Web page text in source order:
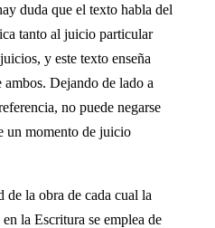
duda que el texto habla del
tanto al juicio particular
y este texto enseña
ambos. Dejando de lado a
no puede negarse
un momento de juicio
la obra de cada cual la
la Escritura se emplea de